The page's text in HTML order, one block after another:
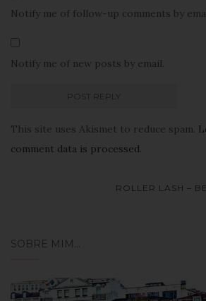
Notify me of follow-up comments by
Notify me of new posts by email.
This site uses Akismet to reduce spam.
comment data is processed.
NavegaçãoROLLER LASH –
SOBRE MIM…